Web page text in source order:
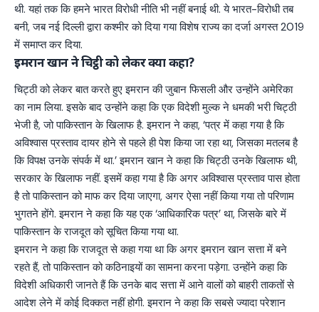
थी. यहां तक कि हमने भारत विरोधी नीति भी नहीं बनाई थी. ये भारत-विरोधी तब
बनी, जब नई दिल्ली द्वारा कश्मीर को दिया गया विशेष राज्य का दर्जा अगस्त 2019
में समाप्त कर दिया.
इमरान खान ने चिट्ठी को लेकर क्या कहा?
चिट्ठी को लेकर बात करते हुए इमरान की जुबान फिसली और उन्होंने अमेरिका
का नाम लिया. इसके बाद उन्होंने कहा कि एक विदेशी मुल्क ने धमकी भरी चिट्ठी
भेजी है, जो पाकिस्तान के खिलाफ है. इमरान ने कहा, ‘पत्र में कहा गया है कि
अविश्वास प्रस्ताव दायर होने से पहले ही पेश किया जा रहा था, जिसका मतलब है
कि विपक्ष उनके संपर्क में था.’ इमरान खान ने कहा कि चिट्ठी उनके खिलाफ थी,
सरकार के खिलाफ नहीं. इसमें कहा गया है कि अगर अविश्वास प्रस्ताव पास होता
है तो पाकिस्तान को माफ कर दिया जाएगा, अगर ऐसा नहीं किया गया तो परिणाम
भुगतने होंगे. इमरान ने कहा कि यह एक ‘आधिकारिक पत्र’ था, जिसके बारे में
पाकिस्तान के राजदूत को सूचित किया गया था.
इमरान ने कहा कि राजदूत से कहा गया था कि अगर इमरान खान सत्ता में बने
रहते हैं, तो पाकिस्तान को कठिनाइयों का सामना करना पड़ेगा. उन्होंने कहा कि
विदेशी अधिकारी जानते हैं कि उनके बाद सत्ता में आने वालों को बाहरी ताकतों से
आदेश लेने में कोई दिक्कत नहीं होगी. इमरान ने कहा कि सबसे ज्यादा परेशान